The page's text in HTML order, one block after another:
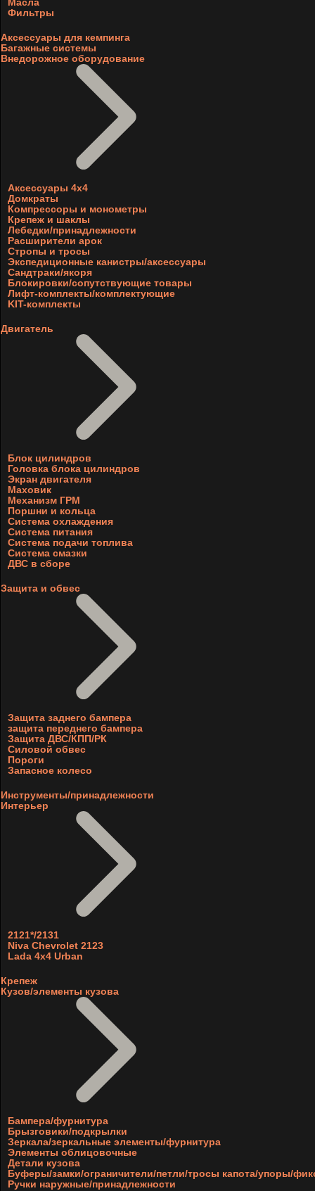
Фильтры
Аксессуары для кемпинга
Багажные системы
Внедорожное оборудование
Аксессуары 4х4
Домкраты
Компрессоры и монометры
Крепеж и шаклы
Лебедки/принадлежности
Расширители арок
Стропы и тросы
Экспедиционные канистры/аксессуары
Сандтраки/якоря
Блокировки/сопутствующие товары
Лифт-комплекты/комплектующие
KIT-комплекты
Двигатель
Блок цилиндров
Головка блока цилиндров
Экран двигателя
Маховик
Механизм ГРМ
Поршни и кольца
Система охлаждения
Система питания
Система подачи топлива
Система смазки
ДВС в сборе
Защита и обвес
Защита заднего бампера
защита переднего бампера
Защита ДВС/КПП/РК
Силовой обвес
Пороги
Запасное колесо
Инструменты/принадлежности
Интерьер
2121*/2131
Niva Chevrolet 2123
Lada 4x4 Urban
Крепеж
Кузов/элементы кузова
Бампера/фурнитура
Брызговики/подкрылки
Зеркала/зеркальные элементы/фурнитура
Элементы облицовочные
Детали кузова
Буферы/замки/ограничители/петли/тросы капота/упоры/
Ручки наружные/принадлежности